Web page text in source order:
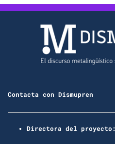
Contacta con Dismupren
Directora del proyecto: